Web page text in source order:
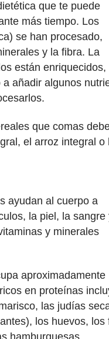
que te puede
más tiempo. Los
se han procesado,
y la fibra. La
están enriquecidos,
añadir algunos
que comas
el arroz integral o
ayudan al cuerpo a
la piel, la sangre
y minerales
aproximadamente
en proteínas
las judías
los huevos, los
hamburguesas